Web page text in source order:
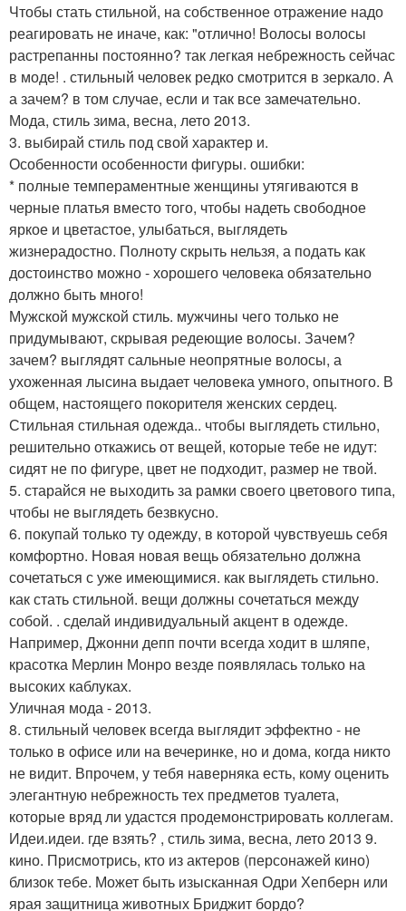
Чтобы стать стильной, на собственное отражение надо
реагировать не иначе, как: "отлично! Волосы волосы
растрепанны постоянно? так легкая небрежность сейчас
в моде! . стильный человек редко смотрится в зеркало. А
а зачем? в том случае, если и так все замечательно.
Мода, стиль зима, весна, лето 2013.
3. выбирай стиль под свой характер и.
Особенности особенности фигуры. ошибки:
* полные темпераментные женщины утягиваются в
черные платья вместо того, чтобы надеть свободное
яркое и цветастое, улыбаться, выглядеть
жизнерадостно. Полноту скрыть нельзя, а подать как
достоинство можно - хорошего человека обязательно
должно быть много!
Мужской мужской стиль. мужчины чего только не
придумывают, скрывая редеющие волосы. Зачем?
зачем? выглядят сальные неопрятные волосы, а
ухоженная лысина выдает человека умного, опытного. В
общем, настоящего покорителя женских сердец.
Стильная стильная одежда.. чтобы выглядеть стильно,
решительно откажись от вещей, которые тебе не идут:
сидят не по фигуре, цвет не подходит, размер не твой.
5. старайся не выходить за рамки своего цветового типа,
чтобы не выглядеть безвкусно.
6. покупай только ту одежду, в которой чувствуешь себя
комфортно. Новая новая вещь обязательно должна
сочетаться с уже имеющимися. как выглядеть стильно.
как стать стильной. вещи должны сочетаться между
собой. . сделай индивидуальный акцент в одежде.
Например, Джонни депп почти всегда ходит в шляпе,
красотка Мерлин Монро везде появлялась только на
высоких каблуках.
Уличная мода - 2013.
8. стильный человек всегда выглядит эффектно - не
только в офисе или на вечеринке, но и дома, когда никто
не видит. Впрочем, у тебя наверняка есть, кому оценить
элегантную небрежность тех предметов туалета,
которые вряд ли удастся продемонстрировать коллегам.
Идеи.идеи. где взять? , стиль зима, весна, лето 2013 9.
кино. Присмотрись, кто из актеров (персонажей кино)
близок тебе. Может быть изысканная Одри Хепберн или
ярая защитница животных Бриджит бордо?